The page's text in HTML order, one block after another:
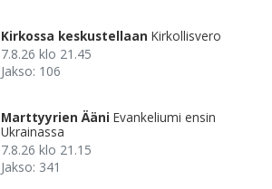
Kirkossa keskustellaan Kirkollisvero
7.8.26 klo 21.45
Jakso: 106
Marttyyrien Ääni Evankeliumi ensin
Ukrainassa
7.8.26 klo 21.15
Jakso: 341